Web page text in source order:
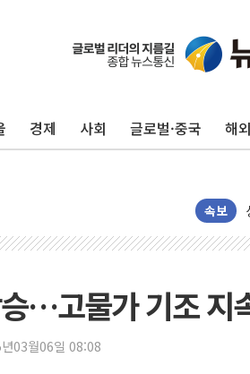
경제 사회 글로벌·중국 해
속보
…고물가 기조 지
03월06일 08:08